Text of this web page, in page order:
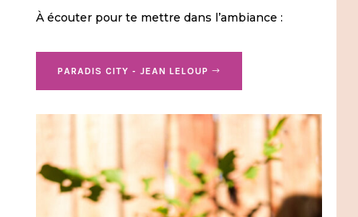
À écouter pour te mettre dans l’ambiance :
PARADIS CITY - JEAN LELOUP